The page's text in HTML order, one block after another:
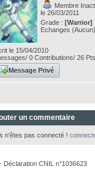
Membre
le 26/03/2011
Grade :[Warrior]
Echanges
le 15/04/2010
0 Contributions/ 26
Message Privé
un commentaire
n'êtes pas connecté !
CNIL n°1036623